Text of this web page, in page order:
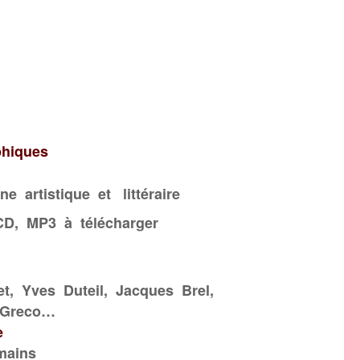
artistique et littéraire
MP3 à télécharger
Yves Duteil, Jacques Brel,